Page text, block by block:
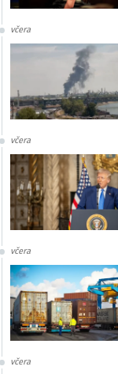
včera
včera
včera
včera